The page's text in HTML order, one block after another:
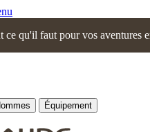
ce qu'il faut pour vos aventures
Équipement